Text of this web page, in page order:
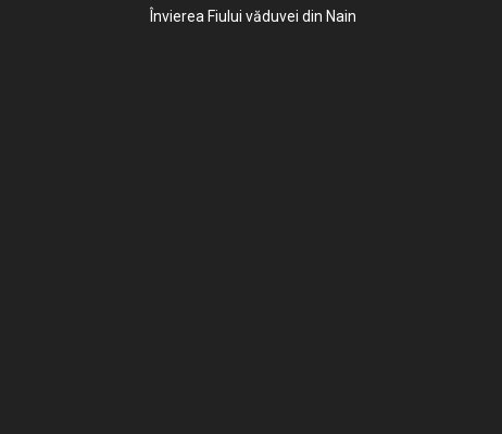
Învierea Fiului văduvei din Nain